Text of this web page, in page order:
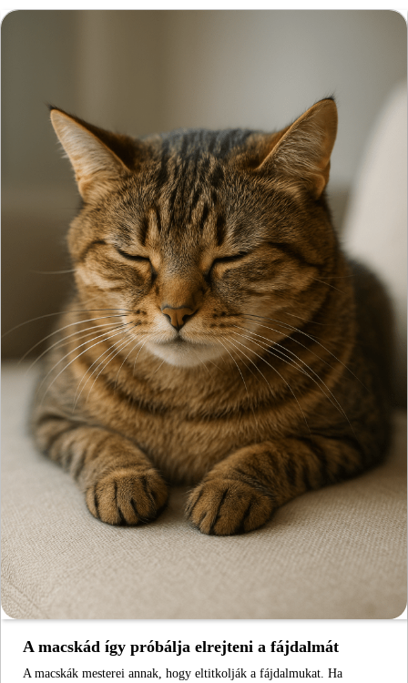
A macskád így próbálja elrejteni a fájdalmát
A macskák mesterei annak, hogy eltitkolják a fájdalmukat. Ha